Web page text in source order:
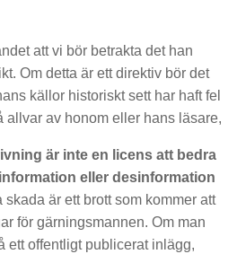
att vi bör betrakta det han
Om detta är ett direktiv bör det
källor historiskt sett har haft fel
allvar av honom eller hans läsare,
är inte en licens att bedra
eller desinformation
skada är ett brott som kommer att
för gärningsmannen. Om man
ett offentligt publicerat inlägg,